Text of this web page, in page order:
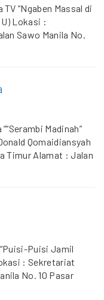
“Ngaben Massal di
Lokasi :
Sawo Manila No.
Madinah”
Qomaidiansyah
Timur Alamat : Jalan
Puisi Jamil
: Sekretariat
No. 10 Pasar